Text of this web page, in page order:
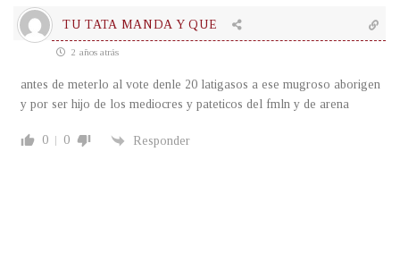
TU TATA MANDA Y QUE
2 años atrás
antes de meterlo al vote denle 20 latigasos a ese mugroso aborigen
y por ser hijo de los mediocres y pateticos del fmln y de arena
0 0 Responder